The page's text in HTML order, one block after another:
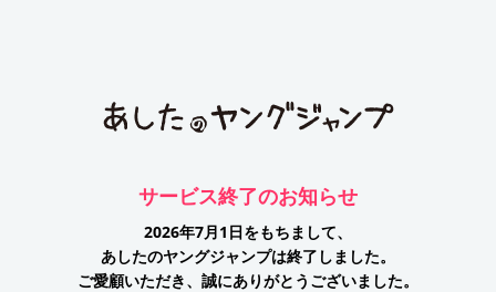
サービス終了のお知らせ
2026年7月1日をもちまして、
あしたのヤングジャンプは終了しました。
ご愛顧いただき、誠にありがとうございました。